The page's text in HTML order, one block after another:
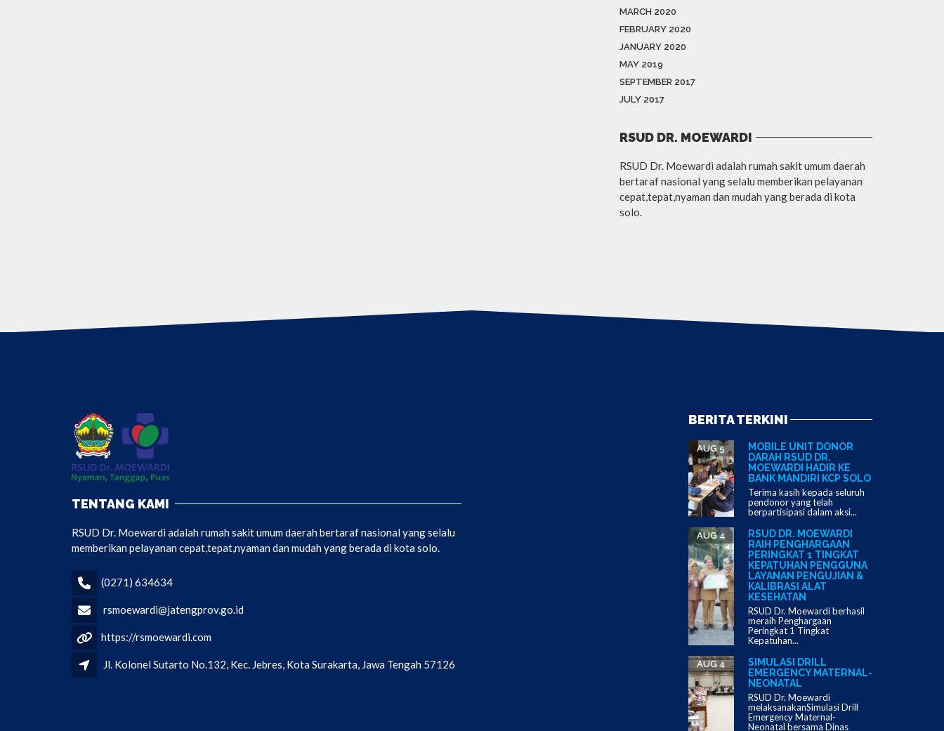
MARCH 2020
FEBRUARY 2020
JANUARY 2020
MAY 2019
SEPTEMBER 2017
JULY 2017
RSUD DR. MOEWARDI
RSUD Dr. Moewardi adalah rumah sakit umum daerah
bertaraf nasional yang selalu memberikan pelayanan
cepat,tepat,nyaman dan mudah yang berada di kota
solo.
TENTANG KAMI
RSUD Dr. Moewardi adalah rumah sakit umum daerah bertaraf nasional yang selalu
memberikan pelayanan cepat,tepat,nyaman dan mudah yang berada di kota solo.
(0271) 634634
rsmoewardi@jatengprov.go.id
https://rsmoewardi.com
Jl. Kolonel Sutarto No.132, Kec. Jebres, Kota Surakarta, Jawa Tengah 57126
BERITA TERKINI
MOBILE UNIT DONOR
DARAH RSUD DR.
MOEWARDI HADIR KE
BANK MANDIRI KCP SOLO
AUG 5
Terima kasih kepada seluruh
pendonor yang telah
berpartisipasi dalam aksi...
RSUD DR. MOEWARDI
RAIH PENGHARGAAN
PERINGKAT 1 TINGKAT
KEPATUHAN PENGGUNA
LAYANAN PENGUJIAN &
KALIBRASI ALAT
KESEHATAN
AUG 4
RSUD Dr. Moewardi berhasil
meraih Penghargaan
Peringkat 1 Tingkat
Kepatuhan...
SIMULASI DRILL
EMERGENCY MATERNAL-
NEONATAL
AUG 4
RSUD Dr. Moewardi
melaksanakanSimulasi Drill
Emergency Maternal-
Neonatal bersama Dinas